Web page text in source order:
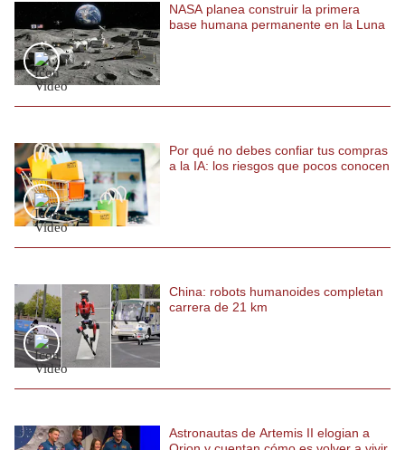
NASA planea construir la primera
base humana permanente en la Luna
Por qué no debes confiar tus compras
a la IA: los riesgos que pocos conocen
China: robots humanoides completan
carrera de 21 km
Astronautas de Artemis II elogian a